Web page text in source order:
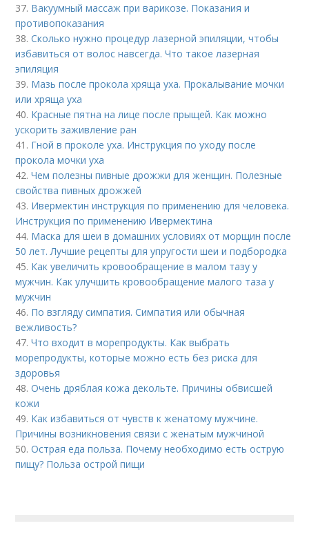
37. Вакуумный массаж при варикозе. Показания и
противопоказания
38.Сколько нужно процедур лазерной эпиляции, чтобы
избавиться от волос навсегда. Что такое лазерная
эпиляция
39. Мазь после прокола хряща уха. Прокалывание мочки
или хряща уха
40. Красные пятна на лице после прыщей. Как можно
ускорить заживление ран
41. Гной в проколе уха. Инструкция по уходу после
прокола мочки уха
42.Чем полезны пивные дрожжи для женщин. Полезные
свойства пивных дрожжей
43. Ивермектин инструкция по применению для человека.
Инструкция по применению Ивермектина
44. Маска для шеи в домашних условиях от морщин после
50 лет. Лучшие рецепты для упругости шеи и подбородка
45. Как увеличить кровообращение в малом тазу у
мужчин. Как улучшить кровообращение малого таза у
мужчин
46. По взгляду симпатия. Симпатия или обычная
вежливость?
47.Что входит в морепродукты. Как выбрать
морепродукты, которые можно есть без риска для
здоровья
48.Очень дряблая кожа декольте. Причины обвисшей
кожи
49. Как избавиться от чувств к женатому мужчине.
Причины возникновения связи с женатым мужчиной
50.Острая еда польза. Почему необходимо есть острую
пищу? Польза острой пищи